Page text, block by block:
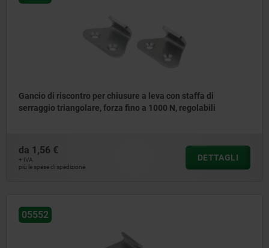
Gancio di riscontro per chiusure a leva con staffa di
serraggio triangolare, forza fino a 1000 N, regolabili
da 1,56 €
+ IVA
più le spese di spedizione
DETTAGLI
05552